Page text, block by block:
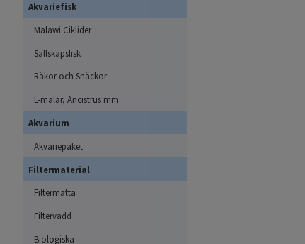
Akvariefisk
Malawi Ciklider
Sällskapsfisk
Räkor och Snäckor
L-malar, Ancistrus mm.
Akvarium
Akvariepaket
Filtermaterial
Filtermatta
Filtervadd
Biologiska